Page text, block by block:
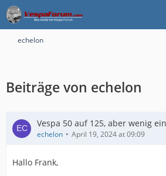
echelon
Beiträge von echelon
Vespa 50 auf 125, aber wenig
echelon April 19, 2024 at 09:09
Hallo Frank,